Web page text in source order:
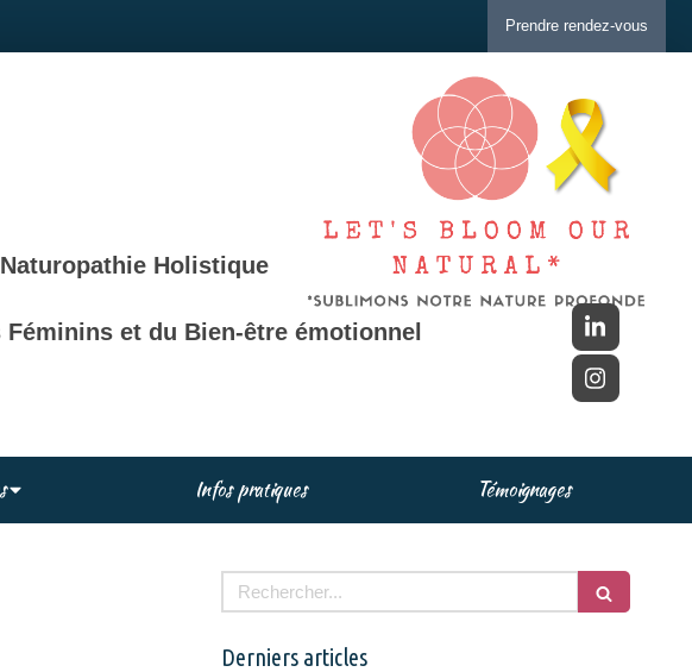
Prendre rendez-vous
Holistique
et du Bien-être émotionnel
Infos pratiques Témoignages
Rechercher
Derniers articles